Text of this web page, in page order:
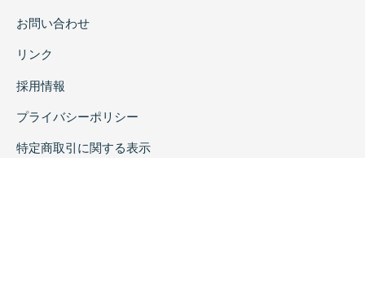
お問い合わせ
リンク
採用情報
プライバシーポリシー
特定商取引に関する表示